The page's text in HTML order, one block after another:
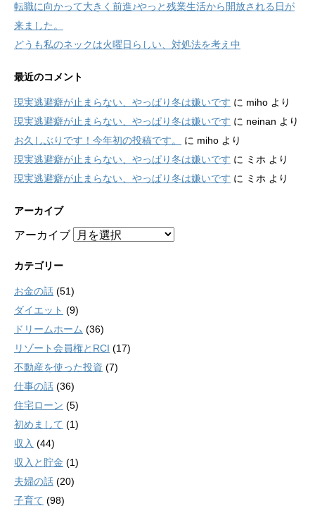
転職に向かって大きく前進♪やっと残業生活から開放される日が
来ました。
どうも私のネックは火曜日らしい、対処法を考え中
最近のコメント
現実逃避癖が止まらない、やっぱり冬は嫌いです に miho より
現実逃避癖が止まらない、やっぱり冬は嫌いです に neinan より
お久しぶりです！今年初の投稿です。
に miho より
現実逃避癖が止まらない、やっぱり冬は嫌いです に ミホ より
現実逃避癖が止まらない、やっぱり冬は嫌いです に ミホ より
アーカイブ
アーカイブ
カテゴリー
お金の話 (51)
ダイエット (9)
ドリームホーム (36)
リゾート会員権とRCI (17)
不動産を使った投資 (7)
仕事の話 (36)
住宅ローン (5)
初めまして (1)
収入 (44)
収入と貯金 (1)
夫婦の話 (20)
子育て (98)